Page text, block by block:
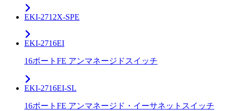
EKI-2712X-SPE
EKI-2716EI
16ポートFE アンマネージドスイッチ
EKI-2716EI-SL
16ポートFE アンマネージド・イーサネットスイッチ